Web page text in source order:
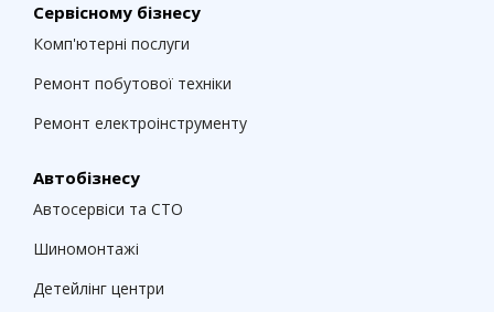
Сервісному бізнесу
Комп'ютерні послуги
Ремонт побутової техніки
Ремонт електроінструменту
Автобізнесу
Автосервіси та СТО
Шиномонтажі
Детейлінг центри